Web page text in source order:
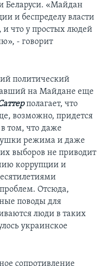
Беларуси. «Майдан
и беспределу власти
что у простых людей
- говорит
политический
на Майдане еще
полагает, что
возможно, придется
том, что даже
режима и даже
выборов не приводит
коррупции и
Отсюда,
поводы для
люди в таких
украинское
сопротивление